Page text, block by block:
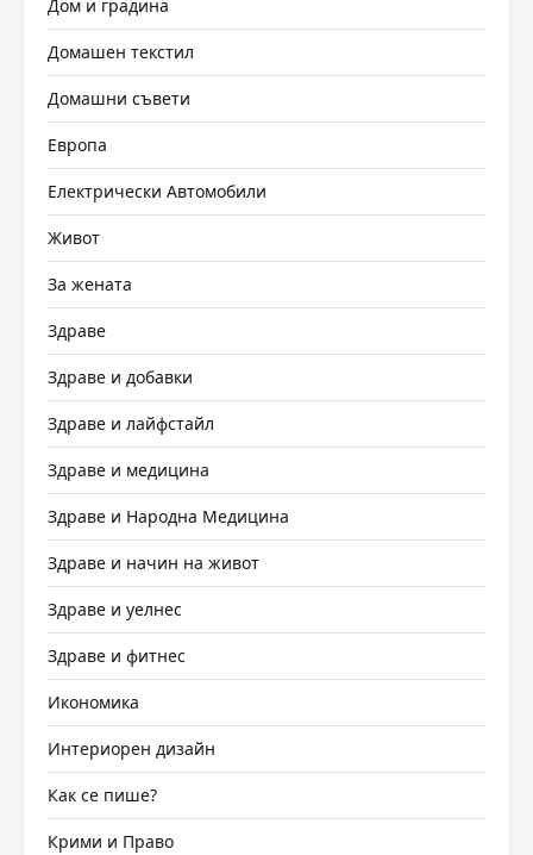
Дом и градина
Домашен текстил
Домашни съвети
Европа
Електрически Автомобили
Живот
За жената
Здраве
Здраве и добавки
Здраве и лайфстайл
Здраве и медицина
Здраве и Народна Медицина
Здраве и начин на живот
Здраве и уелнес
Здраве и фитнес
Икономика
Интериорен дизайн
Как се пише?
Крими и Право